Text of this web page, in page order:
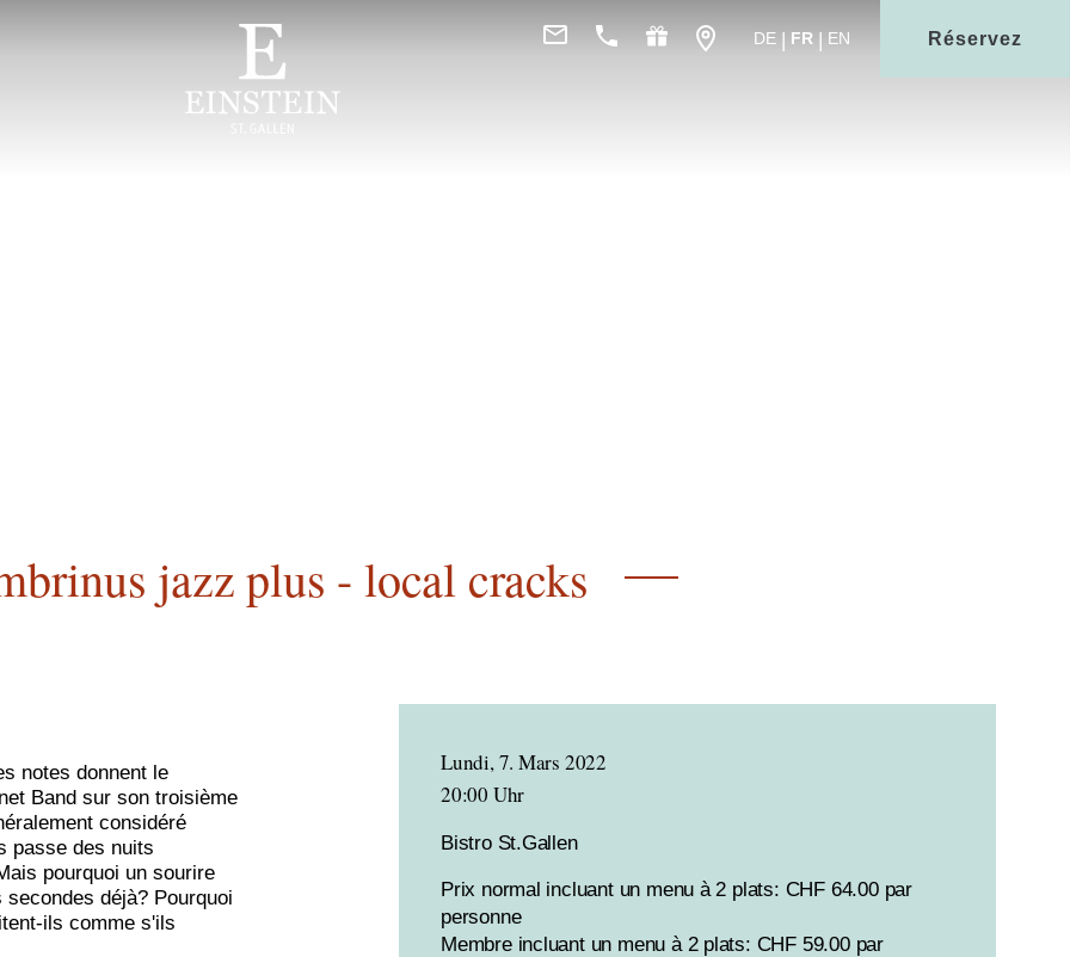
DE FR EN Réservez
jazz plus - local cracks
notes donnent le
Band sur son troisième
considéré
passe des nuits
pourquoi un sourire
déjà? Pourquoi
ils comme s'ils
Lundi, 7. Mars 2022
20:00 Uhr
Bistro St.Gallen
Prix normal incluant un menu à 2 plats: CHF 64.00 par
personne
Membre incluant un menu à 2 plats: CHF 59.00 par